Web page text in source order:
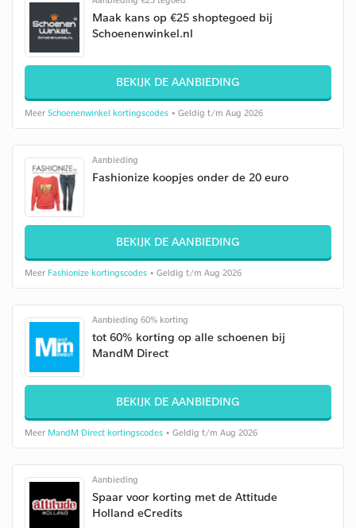
Maak kans op €25 shoptegoed bij
Schoenenwinkel.nl
BEKIJK DE AANBIEDING
Meer Schoenenwinkel kortingscodes • Geldig t/m Aug 2026
Aanbieding
Fashionize koopjes onder de 20 euro
BEKIJK DE AANBIEDING
Meer Fashionize kortingscodes • Geldig t/m Aug 2026
Aanbieding 60% korting
tot 60% korting op alle schoenen bij
MandM Direct
BEKIJK DE AANBIEDING
Meer MandM Direct kortingscodes • Geldig t/m Aug 2026
Aanbieding
Spaar voor korting met de Attitude
Holland eCredits